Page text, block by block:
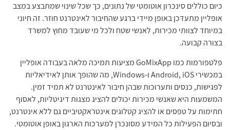
כיום כוללים סינכרון אוטומטי של נתונים, כך שכל שינוי שמתבצע במצב
אופליין מתעדכן באופן מיידי ברגע שהחיבור לאינטרנט חוזר. זה חיוני
במיוחד לצוותי מכירות, לאנשי שטח ולכל מי שעובד מחוץ למשרד
בצורה קבועה.
פלטפורמות כמו GoMixApp מציעות תמיכה מלאה בעבודה אופליין
במכשירי Android, iOS ו-Windows, מה שהופך אותן לאידיאליות
לפגישות, כנסים ותערוכות שבהן חיבור לאינטרנט לא תמיד זמין.
המשמעות היא שאנשי מכירות יכולים להציג מצגות דיגיטליות, לאסוף
חתימות על טפסים או להציג קטלוגים אינטראקטיביים גם ללא אינטרנט,
ובסיום הפעילות כל המידע מסונכרן למערכות הארגון באופן אוטומטי.